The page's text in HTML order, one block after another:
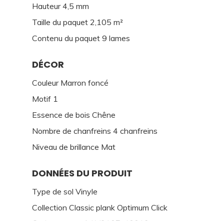
Hauteur 4,5 mm
Taille du paquet 2,105 m²
Contenu du paquet 9 lames
DÉCOR
Couleur Marron foncé
Motif 1
Essence de bois Chêne
Nombre de chanfreins 4 chanfreins
Niveau de brillance Mat
DONNÉES DU PRODUIT
Type de sol Vinyle
Collection Classic plank Optimum Click